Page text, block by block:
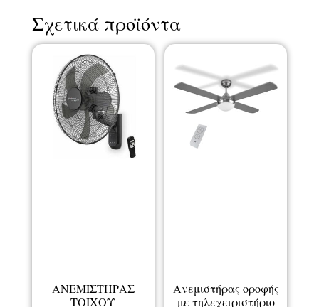
Σχετικά προϊόντα
ΑΝΕΜΙΣΤΗΡΑΣ
ΤΟΙΧΟΥ
Ανεμιστήρας οροφής
με τηλεχειριστήριο